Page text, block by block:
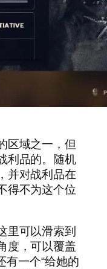
区域之一，但
利品的。随机
并对战利品在
得不为这个位
里可以滑索到
度，可以覆盖
有一个“给她的